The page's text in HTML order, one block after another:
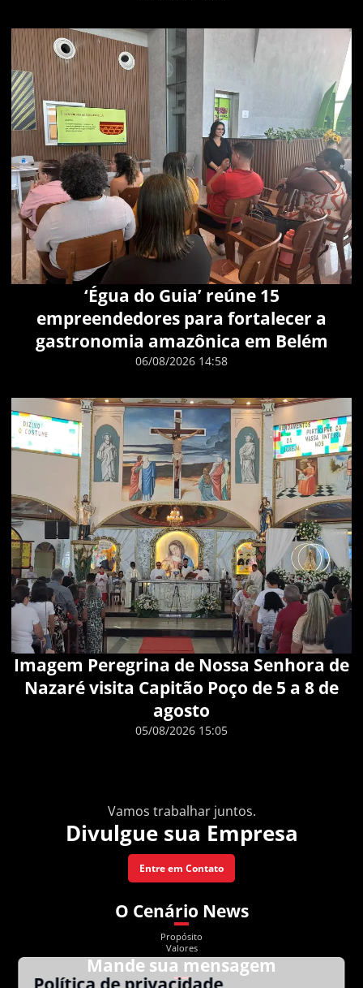
‘Égua do Guia’ reúne 15
empreendedores para fortalecer a
gastronomia amazônica em Belém
06/08/2026 14:58
Imagem Peregrina de Nossa Senhora de
Nazaré visita Capitão Poço de 5 a 8 de
agosto
05/08/2026 15:05
Vamos trabalhar juntos.
Divulgue sua Empresa
Entre em Contato
O Cenário News
Propósito
Valores
Mande sua mensagem